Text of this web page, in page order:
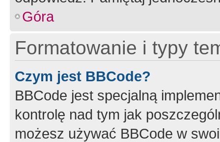
Góra
Formatowanie i typy
Czym jest BBCode?
BBCode jest specjalną
kontrolę nad tym jak
możesz używać BBCode w